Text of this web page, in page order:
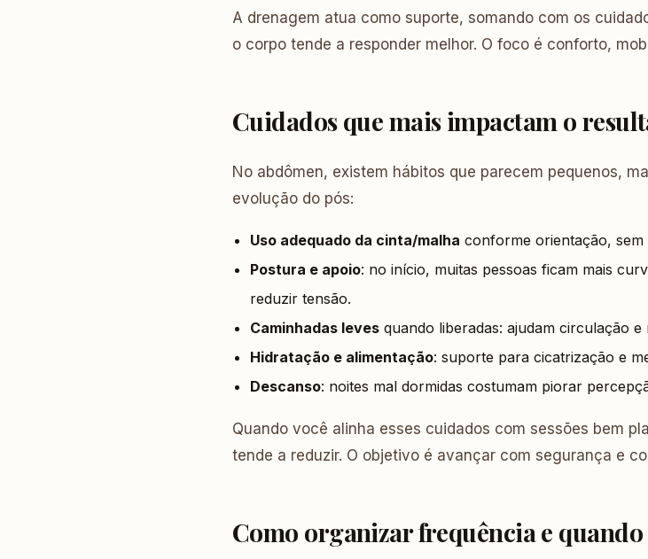
A drenagem atua como suporte, somando com os
o corpo tende a responder melhor. O foco é conforto,
Cuidados que mais impactam o
No abdômen, existem hábitos que parecem pequenos,
evolução do pós:
Uso adequado da cinta/malha conforme orientação,
Postura e apoio: no início, muitas pessoas ficam mais
reduzir tensão.
Caminhadas leves quando liberadas: ajudam circulação
Hidratação e alimentação: suporte para cicatrização e
Descanso: noites mal dormidas costumam piorar
Quando você alinha esses cuidados com sessões bem
tende a reduzir. O objetivo é avançar com segurança e
Como organizar frequência e quando